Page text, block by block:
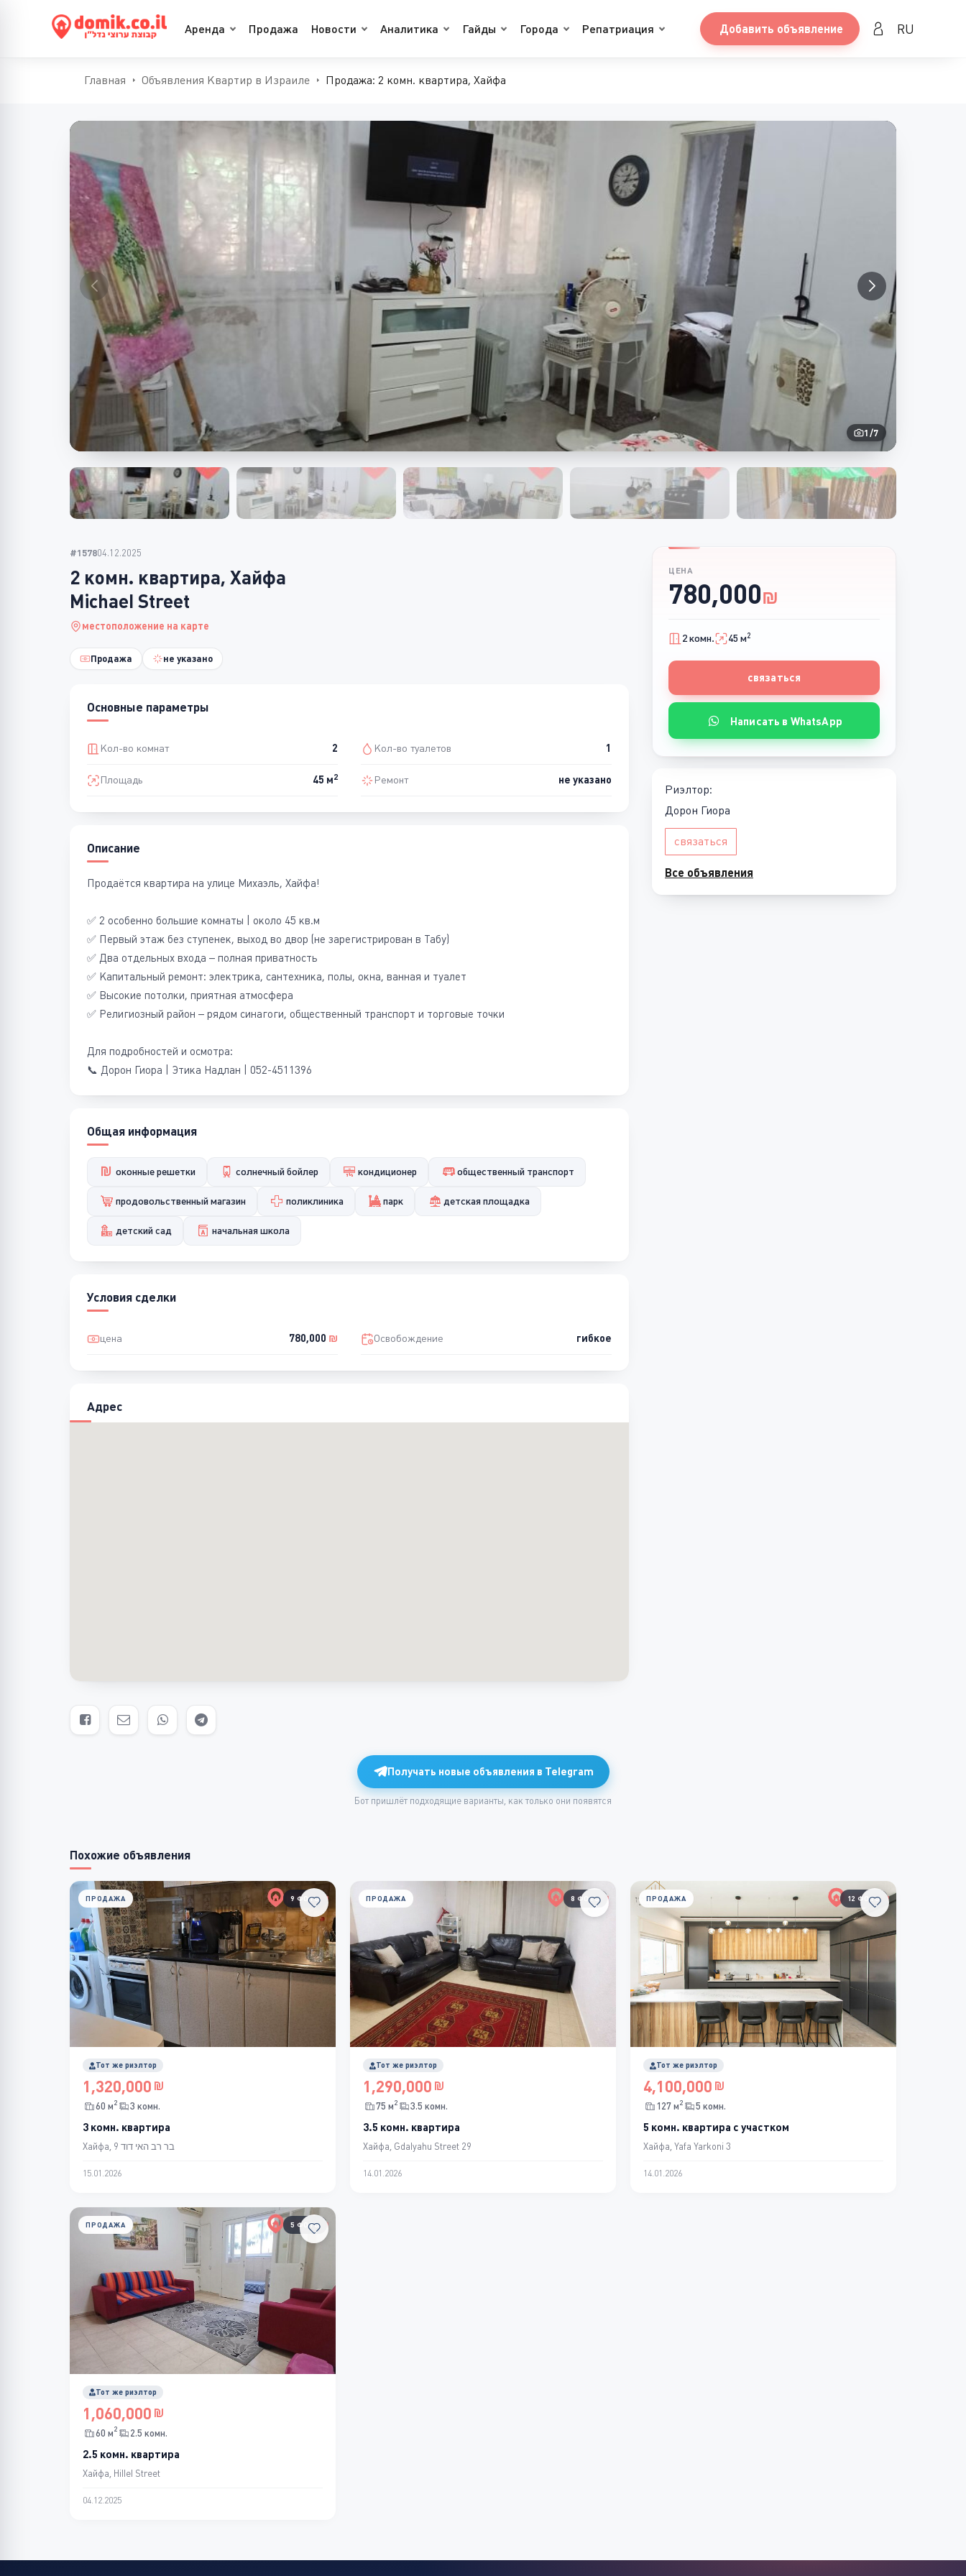
Аренда Продажа Новости Аналитика Гайды Города Репатриация Добавить объявление RU
Главная Объявления Квартир в Израиле Продажа: 2 комн. квартира, Хайфа
1 /7
ЦЕНА
780,000₪
2 комн. 45 м2
связаться
Написать в WhatsApp
Риэлтор:
Дорон Гиора
связаться
Все объявления
#157804.12.2025
2 комн. квартира, Хайфа
Michael Street
местоположение на карте
Продажа не указано
Основные параметры
Кол-во комнат 2 Кол-во туалетов 1
Площадь 45 м2 Ремонт не указано
Описание
Продаётся квартира на улице Михаэль, Хайфа!
✅ 2 особенно большие комнаты | около 45 кв.м
✅ Первый этаж без ступенек, выход во двор (не зарегистрирован в Табу)
✅ Два отдельных входа – полная приватность
✅ Капитальный ремонт: электрика, сантехника, полы, окна, ванная и туалет
✅ Высокие потолки, приятная атмосфера
✅ Религиозный район – рядом синагоги, общественный транспорт и торговые точки
Для подробностей и осмотра:
📞 Дорон Гиора | Этика Надлан | 052-4511396
Общая информация
оконные решетки солнечный бойлер кондиционер общественный транспорт
продовольственный магазин поликлиника парк детская площадка
детский сад начальная школа
Условия сделки
цена 780,000 ₪ Освобождение гибкое
Адрес
Получать новые объявления в Telegram
Бот пришлёт подходящие варианты, как только они появятся
Похожие объявления
9 ФОТО
ПРОДАЖА
Тот же риэлтор
1,320,000
60 м2 3 комн.
3 комн. квартира
Хайфа, בר רב האי דוד 9
15.01.2026
8 ФОТО
ПРОДАЖА
Тот же риэлтор
1,290,000
75 м2 3.5 комн.
3.5 комн. квартира
Хайфа, Gdalyahu Street 29
14.01.2026
12 ФОТО
ПРОДАЖА
Тот же риэлтор
4,100,000
127 м2 5 комн.
5 комн. квартира с участком
Хайфа, Yafa Yarkoni 3
14.01.2026
5 ФОТО
ПРОДАЖА
Тот же риэлтор
1,060,000
60 м2 2.5 комн.
2.5 комн. квартира
Хайфа, Hillel Street
04.12.2025